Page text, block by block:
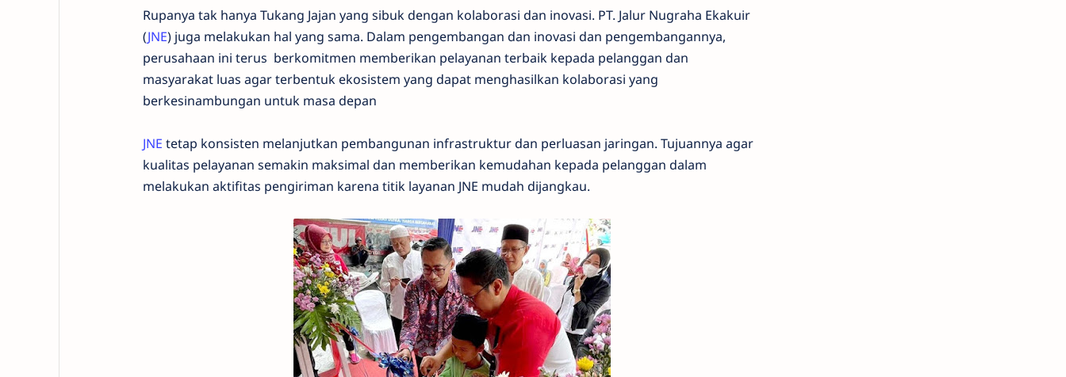
Rupanya tak hanya Tukang Jajan yang sibuk dengan kolaborasi dan inovasi. PT. Jalur Nugraha Ekakuir
(JNE) juga melakukan hal yang sama. Dalam pengembangan dan inovasi dan pengembangannya,
perusahaan ini terus berkomitmen memberikan pelayanan terbaik kepada pelanggan dan
masyarakat luas agar terbentuk ekosistem yang dapat menghasilkan kolaborasi yang
berkesinambungan untuk masa depan
JNE tetap konsisten melanjutkan pembangunan infrastruktur dan perluasan jaringan. Tujuannya agar
kualitas pelayanan semakin maksimal dan memberikan kemudahan kepada pelanggan dalam
melakukan aktifitas pengiriman karena titik layanan JNE mudah dijangkau.